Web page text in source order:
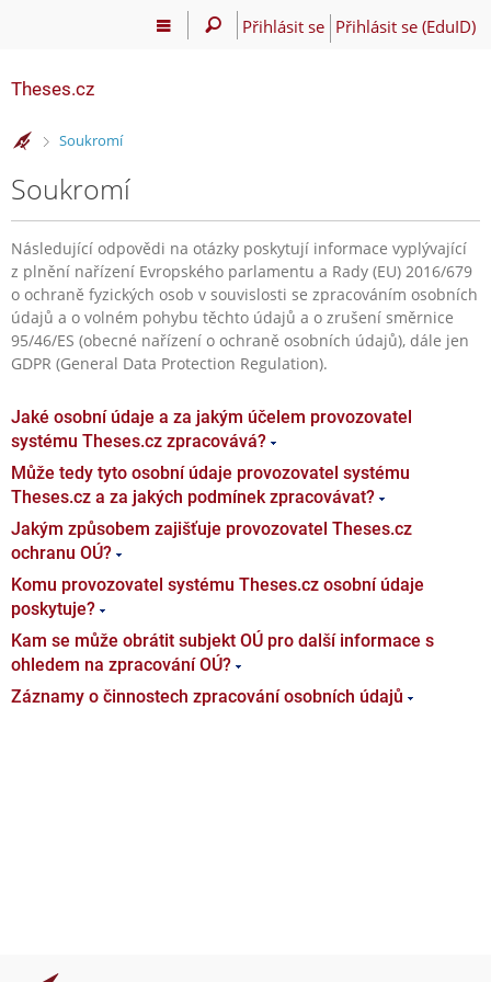
Přihlásit se Přihlásit se (EduID)
Theses.cz
>
Soukromí
Soukromí
Následující odpovědi na otázky poskytují informace vyplývající
z plnění nařízení Evropského parlamentu a Rady (EU) 2016/679
o ochraně fyzických osob v souvislosti se zpracováním osobních
údajů a o volném pohybu těchto údajů a o zrušení směrnice
95/46/ES (obecné nařízení o ochraně osobních údajů), dále jen
GDPR (General Data Protection Regulation).
Jaké osobní údaje a za jakým účelem provozovatel
systému Theses.cz zpracovává?
Může tedy tyto osobní údaje provozovatel systému
Theses.cz a za jakých podmínek zpracovávat?
Jakým způsobem zajišťuje provozovatel Theses.cz
ochranu OÚ?
Komu provozovatel systému Theses.cz osobní údaje
poskytuje?
Kam se může obrátit subjekt OÚ pro další informace s
ohledem na zpracování OÚ?
Záznamy o činnostech zpracování osobních údajů